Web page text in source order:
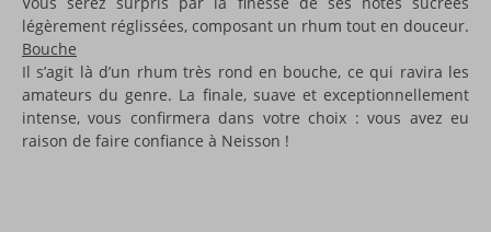
légèrement réglissées, composant un rhum tout en douceur.
Bouche
Il s’agit là d’un rhum très rond en bouche, ce qui ravira les
amateurs du genre. La finale, suave et exceptionnellement
intense, vous confirmera dans votre choix : vous avez eu
raison de faire confiance à Neisson !